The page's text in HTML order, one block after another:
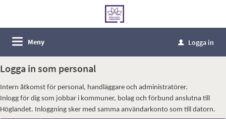
Meny u Logga in
Logga in som personal
Intern åtkomst för personal, handläggare och administratörer.
Inlogg för dig som jobbar i kommuner, bolag och förbund anslutna till
Höglandet. Inloggning sker med samma användarkonto som till datorn.